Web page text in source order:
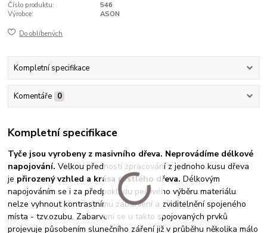
Číslo produktu:
546
Výrobce:
ASON
Do oblíbených
Kompletní specifikace
Komentáře 0
Kompletní specifikace
Tyče jsou vyrobeny z masivního dřeva. Neprovádíme délkové
napojování.Velkou předností zpracování z jednoho kusu dřeva
je přirozený vzhled a krása rostlého dřeva.Délkovým
napojováním se i za předpokladu pečlivého výběru materiálu
nelze vyhnout kontrastnímu zabarvení a zviditelnění spojeného
místa - tzv.ozubu. Zabarvení se u takto spojovaných prvků
projevuje působením slunečního záření již v průběhu několika málo